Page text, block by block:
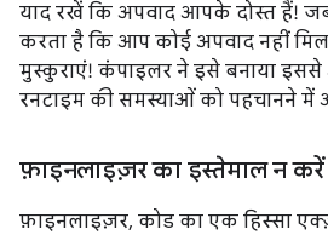
याद रखें कि अपवाद आपके दोस्त हैं!
करता है कि आप कोई अपवाद नहीं
मुस्कुराएं! कंपाइलर ने इसे बनाया
रनटाइम की समस्याओं को पहचानने में
फ़ाइनलाइज़र का इस्तेमाल न करें
फ़ाइनलाइज़र, कोड का एक हिस्सा